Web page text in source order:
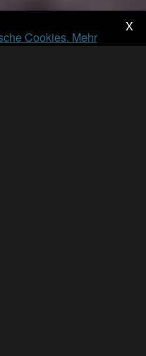
Cookies. Mehr
X